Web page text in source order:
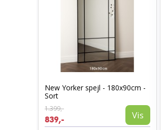
New Yorker spejl - 180x90cm -
Sort
1.399,-
839,- Vis